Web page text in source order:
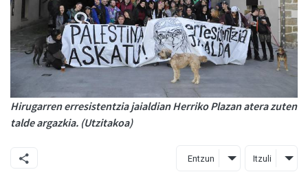
Hirugarren erresistentzia jaialdian Herriko Plazan atera zuten
talde argazkia. (Utzitakoa)
Entzun Itzuli